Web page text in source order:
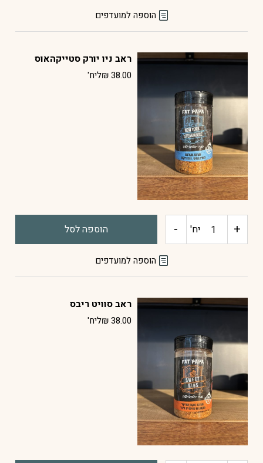
לואיזיאנה
הוספה למועדפים
ראב ניו יורק סטייקהאוס
₪38.00 ליח'
+ כמות
ניו
יורק
סטייקהאוס
יח' - הוספה לסל
הוספה למועדפים
ראב סוויט ריבס
₪38.00 ליח'